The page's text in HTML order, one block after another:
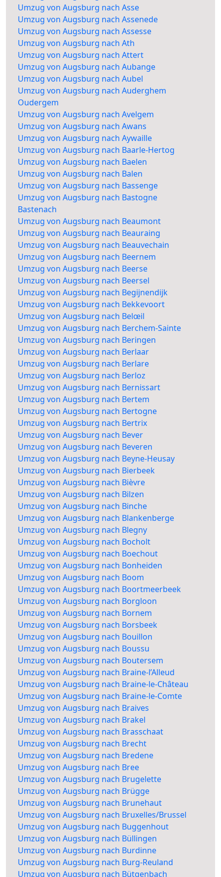
Umzug von Augsburg nach Asse
Umzug von Augsburg nach Assenede
Umzug von Augsburg nach Assesse
Umzug von Augsburg nach Ath
Umzug von Augsburg nach Attert
Umzug von Augsburg nach Aubange
Umzug von Augsburg nach Aubel
Umzug von Augsburg nach Auderghem
Oudergem
Umzug von Augsburg nach Avelgem
Umzug von Augsburg nach Awans
Umzug von Augsburg nach Aywaille
Umzug von Augsburg nach Baarle-Hertog
Umzug von Augsburg nach Baelen
Umzug von Augsburg nach Balen
Umzug von Augsburg nach Bassenge
Umzug von Augsburg nach Bastogne
Bastenach
Umzug von Augsburg nach Beaumont
Umzug von Augsburg nach Beauraing
Umzug von Augsburg nach Beauvechain
Umzug von Augsburg nach Beernem
Umzug von Augsburg nach Beerse
Umzug von Augsburg nach Beersel
Umzug von Augsburg nach Begijnendijk
Umzug von Augsburg nach Bekkevoort
Umzug von Augsburg nach Belœil
Umzug von Augsburg nach Berchem-Sainte
Umzug von Augsburg nach Beringen
Umzug von Augsburg nach Berlaar
Umzug von Augsburg nach Berlare
Umzug von Augsburg nach Berloz
Umzug von Augsburg nach Bernissart
Umzug von Augsburg nach Bertem
Umzug von Augsburg nach Bertogne
Umzug von Augsburg nach Bertrix
Umzug von Augsburg nach Bever
Umzug von Augsburg nach Beveren
Umzug von Augsburg nach Beyne-Heusay
Umzug von Augsburg nach Bierbeek
Umzug von Augsburg nach Bièvre
Umzug von Augsburg nach Bilzen
Umzug von Augsburg nach Binche
Umzug von Augsburg nach Blankenberge
Umzug von Augsburg nach Blegny
Umzug von Augsburg nach Bocholt
Umzug von Augsburg nach Boechout
Umzug von Augsburg nach Bonheiden
Umzug von Augsburg nach Boom
Umzug von Augsburg nach Boortmeerbeek
Umzug von Augsburg nach Borgloon
Umzug von Augsburg nach Bornem
Umzug von Augsburg nach Borsbeek
Umzug von Augsburg nach Bouillon
Umzug von Augsburg nach Boussu
Umzug von Augsburg nach Boutersem
Umzug von Augsburg nach Braine-l’Alleud
Umzug von Augsburg nach Braine-le-Château
Umzug von Augsburg nach Braine-le-Comte
Umzug von Augsburg nach Braives
Umzug von Augsburg nach Brakel
Umzug von Augsburg nach Brasschaat
Umzug von Augsburg nach Brecht
Umzug von Augsburg nach Bredene
Umzug von Augsburg nach Bree
Umzug von Augsburg nach Brugelette
Umzug von Augsburg nach Brügge
Umzug von Augsburg nach Brunehaut
Umzug von Augsburg nach Bruxelles/Brussel
Umzug von Augsburg nach Buggenhout
Umzug von Augsburg nach Büllingen
Umzug von Augsburg nach Burdinne
Umzug von Augsburg nach Burg-Reuland
Umzug von Augsburg nach Bütgenbach